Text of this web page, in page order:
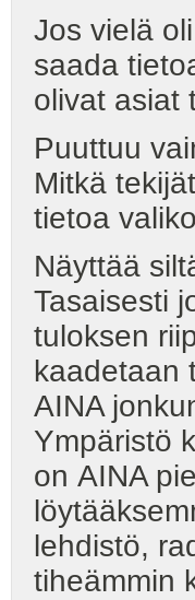
Jos vielä
saada
olivat asiat
Puuttuu
Mitkä
tietoa
Näyttää
Tasaisesti
tuloksen
kaadetaan
AINA
Ympäristö
on AINA
lehdistö,
tiheämmin